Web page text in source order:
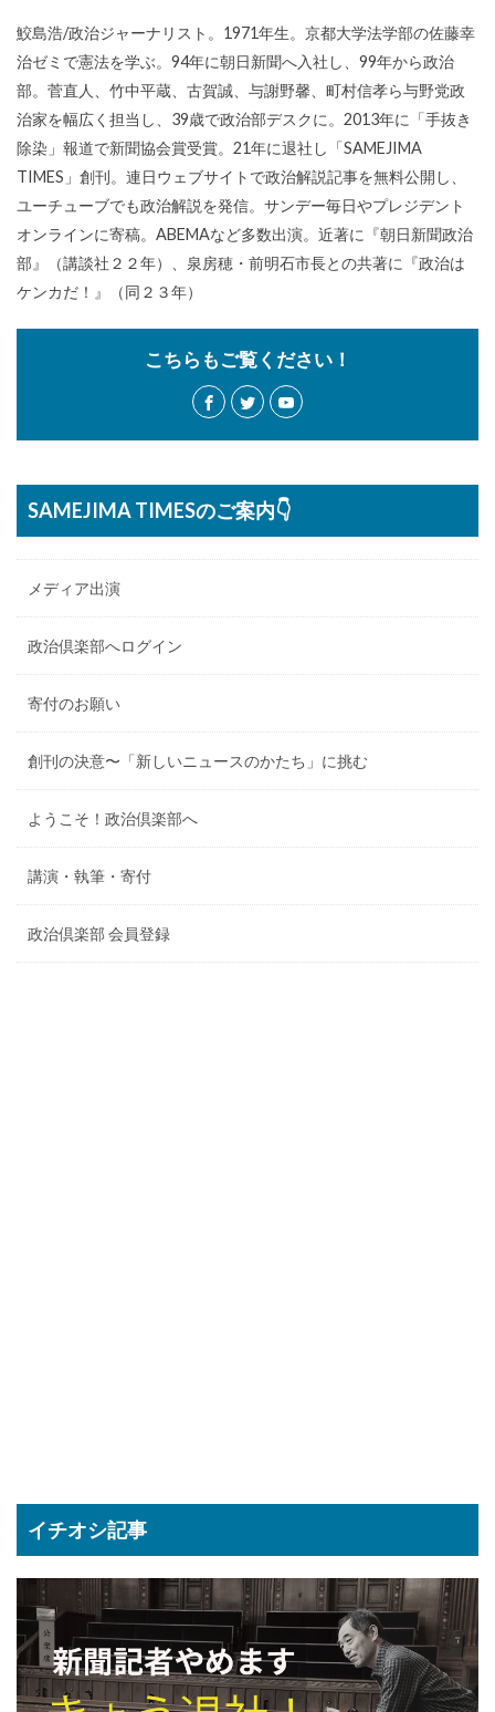
鮫島浩/政治ジャーナリスト。1971年生。京都大学法学部の佐藤幸
治ゼミで憲法を学ぶ。94年に朝日新聞へ入社し、99年から政治
部。菅直人、竹中平蔵、古賀誠、与謝野馨、町村信孝ら与野党政
治家を幅広く担当し、39歳で政治部デスクに。2013年に「手抜き
除染」報道で新聞協会賞受賞。21年に退社し「SAMEJIMA
TIMES」創刊。連日ウェブサイトで政治解説記事を無料公開し、
ユーチューブでも政治解説を発信。サンデー毎日やプレジデント
オンラインに寄稿。ABEMAなど多数出演。近著に『朝日新聞政治
部』（講談社２２年）、泉房穂・前明石市長との共著に『政治は
ケンカだ！』（同２３年）
こちらもご覧ください！
SAMEJIMA TIMESのご案内👇
メディア出演
政治倶楽部へログイン
寄付のお願い
創刊の決意〜「新しいニュースのかたち」に挑む
ようこそ！政治倶楽部へ
講演・執筆・寄付
政治倶楽部 会員登録
イチオシ記事